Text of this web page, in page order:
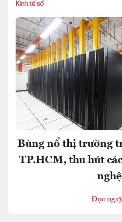
Kinh tế số
Bùng nổ thị trường
TP.HCM, thu hút
nghệ
Đọc